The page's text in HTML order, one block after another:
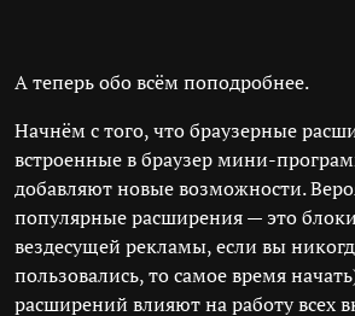
А теперь обо всём поподробнее.
Начнём с того, что браузерные
встроенные в браузер мини-
добавляют новые возможности.
популярные расширения — это
вездесущей рекламы, если вы
пользовались, то самое время
расширений влияют на работу всех